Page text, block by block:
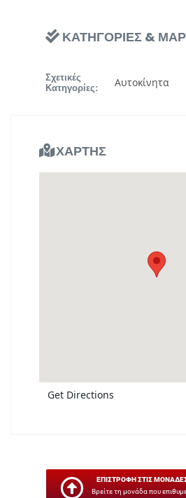
ΚΑΤΗΓΟΡΙΕΣ &
Σχετικές
Κατηγορίες: Αυτοκίνητα
ΧΑΡΤΗΣ
Get Directions
ΕΠΙΣΤΡΟΦΗ ΣΤΙΣ
Βρείτε τη μονάδα που